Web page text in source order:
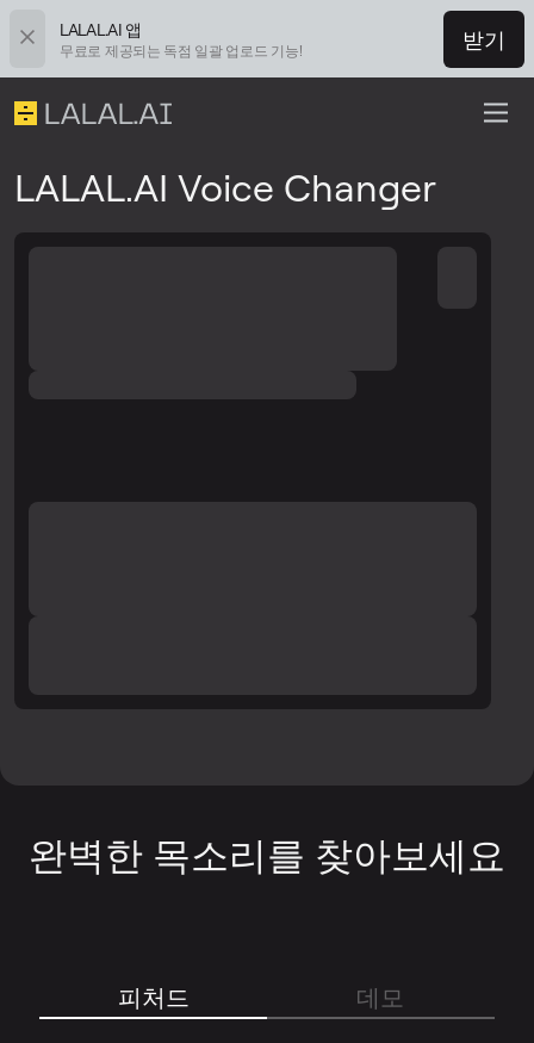
LALAL.AI 앱
무료로 제공되는 독점 일괄 업로드 기능! 받기
LALAL.AI Voice Changer
완벽한 목소리를 찾아보세요
피처드
데모